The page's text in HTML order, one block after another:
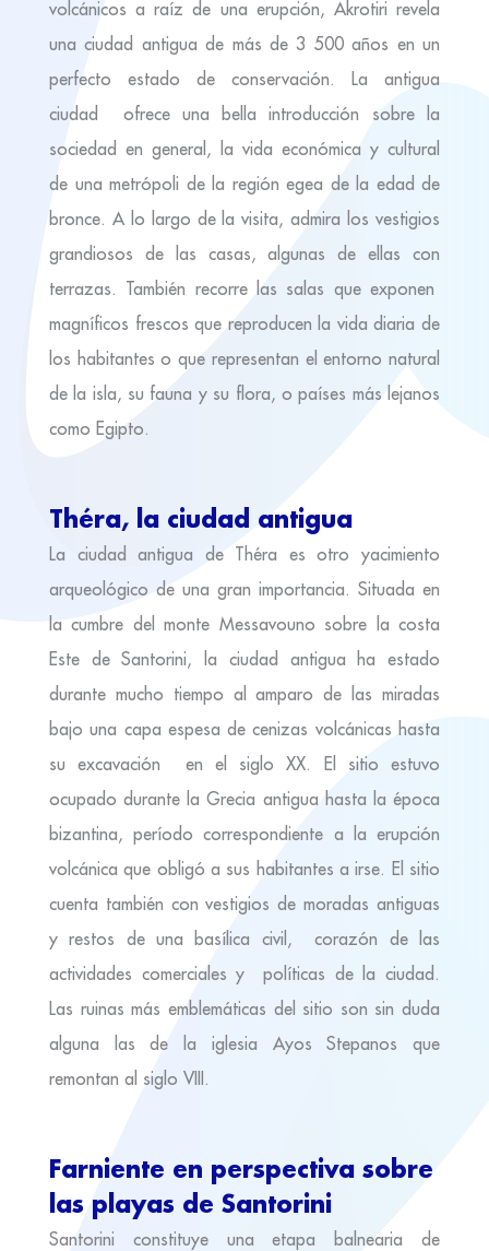
volcánicos a raíz de una erupción, Akrotiri revela
una ciudad antigua de más de 3 500 años en un
perfecto estado de conservación. La antigua
ciudad ofrece una bella introducción sobre la
sociedad en general, la vida económica y cultural
de una metrópoli de la región egea de la edad de
bronce. A lo largo de la visita, admira los vestigios
grandiosos de las casas, algunas de ellas con
terrazas. También recorre las salas que exponen
magníficos frescos que reproducen la vida diaria de
los habitantes o que representan el entorno natural
de la isla, su fauna y su flora, o países más lejanos
como Egipto.
Théra, la ciudad antigua
La ciudad antigua de Théra es otro yacimiento
arqueológico de una gran importancia. Situada en
la cumbre del monte Messavouno sobre la costa
Este de Santorini, la ciudad antigua ha estado
durante mucho tiempo al amparo de las miradas
bajo una capa espesa de cenizas volcánicas hasta
su excavación en el siglo XX. El sitio estuvo
ocupado durante la Grecia antigua hasta la época
bizantina, período correspondiente a la erupción
volcánica que obligó a sus habitantes a irse. El sitio
cuenta también con vestigios de moradas antiguas
y restos de una basílica civil, corazón de las
actividades comerciales y políticas de la ciudad.
Las ruinas más emblemáticas del sitio son sin duda
alguna las de la iglesia Ayos Stepanos que
remontan al siglo VIII.
Farniente en perspectiva sobre
las playas de Santorini
Santorini constituye una etapa balnearia de